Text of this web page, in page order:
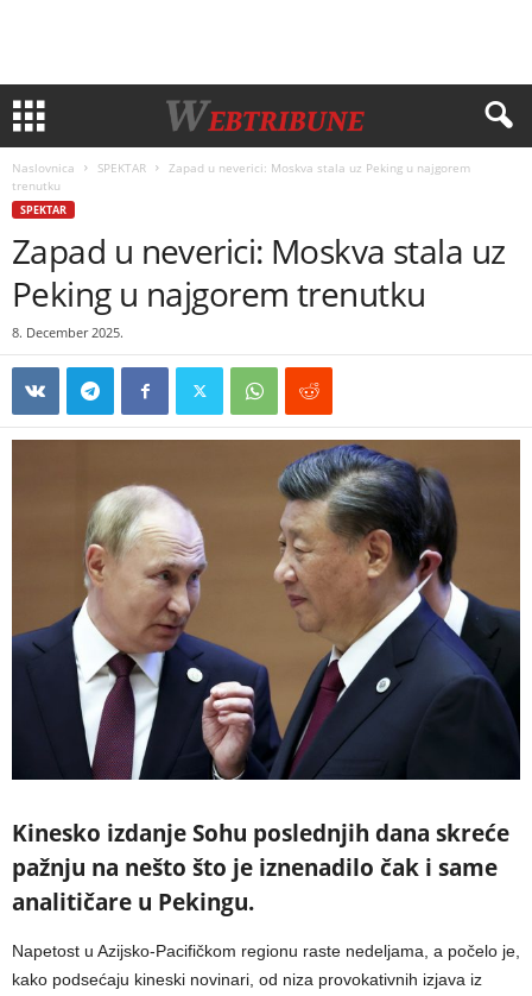
Naslovnica SPEKTAR
Zapad u neverici: Moskva stala uz Peking u najgorem
trenutku
SPEKTAR
Zapad u neverici: Moskva stala uz
Peking u najgorem trenutku
8. December 2025.
Kinesko izdanje Sohu poslednjih dana skreće
pažnju na nešto što je iznenadilo čak i same
analitičare u Pekingu.
Napetost u Azijsko-Pacifičkom regionu raste nedeljama, a počelo je,
kako podsećaju kineski novinari, od niza provokativnih izjava iz